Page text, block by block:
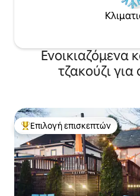
Ενοικιαζόμενα
τζακούζι για
Κορυφαία επιλογή
Επιλογή επισκεπτών